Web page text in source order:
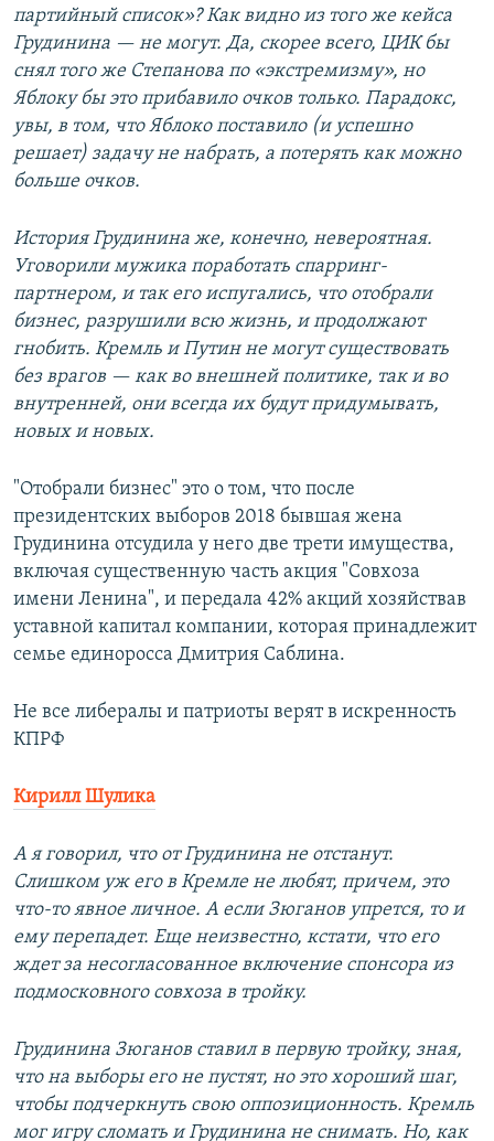
партийный список»? Как видно из того же кейса
Грудинина — не могут. Да, скорее всего, ЦИК бы
снял того же Степанова по «экстремизму», но
Яблоку бы это прибавило очков только. Парадокс,
увы, в том, что Яблоко поставило (и успешно
решает) задачу не набрать, а потерять как можно
больше очков.
История Грудинина же, конечно, невероятная.
Уговорили мужика поработать спарринг-
партнером, и так его испугались, что отобрали
бизнес, разрушили всю жизнь, и продолжают
гнобить. Кремль и Путин не могут существовать
без врагов — как во внешней политике, так и во
внутренней, они всегда их будут придумывать,
новых и новых.
"Отобрали бизнес" это о том, что после
президентских выборов 2018 бывшая жена
Грудинина отсудила у него две трети имущества,
включая существенную часть акция "Совхоза
имени Ленина", и передала 42% акций хозяйствав
уставной капитал компании, которая принадлежит
семье единоросса Дмитрия Саблина.
Не все либералы и патриоты верят в искренность
КПРФ
Кирилл Шулика
А я говорил, что от Грудинина не отстанут.
Слишком уж его в Кремле не любят, причем, это
что-то явное личное. А если Зюганов упрется, то и
ему перепадет. Еще неизвестно, кстати, что его
ждет за несогласованное включение спонсора из
подмосковного совхоза в тройку.
Грудинина Зюганов ставил в первую тройку, зная,
что на выборы его не пустят, но это хороший шаг,
чтобы подчеркнуть свою оппозиционность. Кремль
мог игру сломать и Грудинина не снимать. Но, как